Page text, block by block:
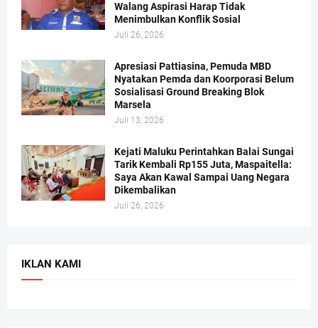
Walang Aspirasi Harap Tidak
Menimbulkan Konflik Sosial
Juli 26, 2026
Apresiasi Pattiasina, Pemuda MBD
Nyatakan Pemda dan Koorporasi Belum
Sosialisasi Ground Breaking Blok
Marsela
Juli 13, 2026
Kejati Maluku Perintahkan Balai Sungai
Tarik Kembali Rp155 Juta, Maspaitella:
Saya Akan Kawal Sampai Uang Negara
Dikembalikan
Juli 26, 2026
IKLAN KAMI